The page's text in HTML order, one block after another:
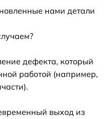
нами детали
дефекта, который
работой (например,
выход из